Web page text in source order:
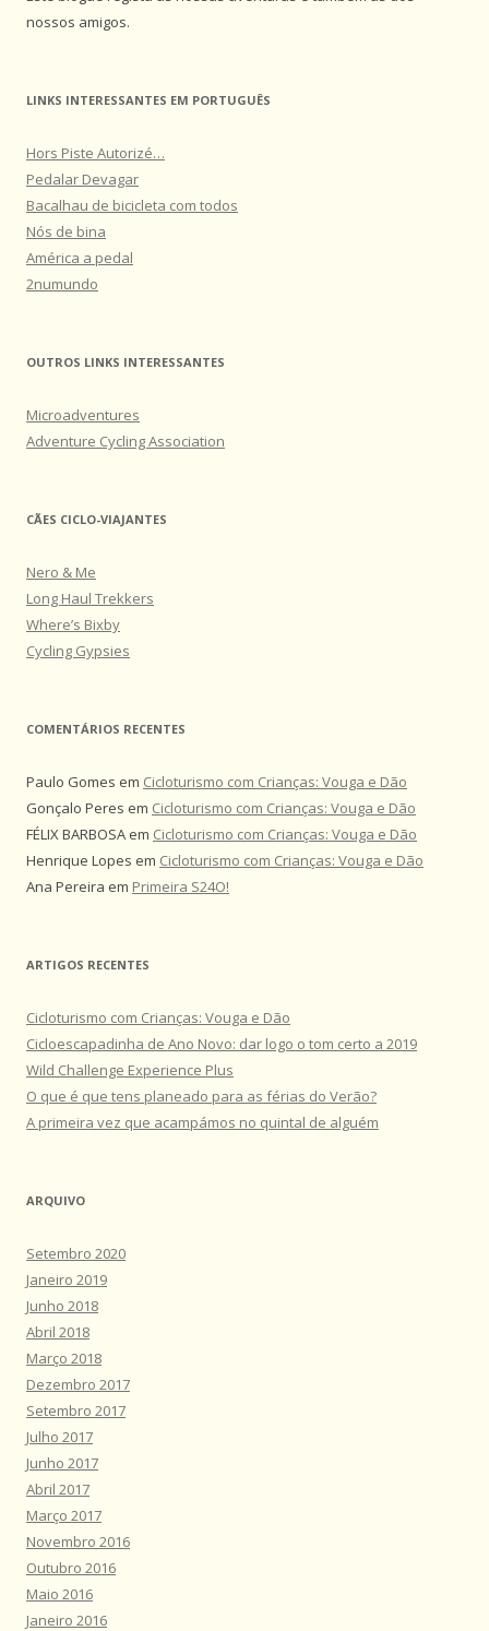
nossos amigos.
LINKS INTERESSANTES EM PORTUGUÊS
Hors Piste Autorizé…
Pedalar Devagar
Bacalhau de bicicleta com todos
Nós de bina
América a pedal
2numundo
OUTROS LINKS INTERESSANTES
Microadventures
Adventure Cycling Association
CÃES CICLO-VIAJANTES
Nero & Me
Long Haul Trekkers
Where’s Bixby
Cycling Gypsies
COMENTÁRIOS RECENTES
Paulo Gomes em Cicloturismo com Crianças: Vouga e Dão
Gonçalo Peres em Cicloturismo com Crianças: Vouga e Dão
FÉLIX BARBOSA em Cicloturismo com Crianças: Vouga e Dão
Henrique Lopes em Cicloturismo com Crianças: Vouga e Dão
Ana Pereira em Primeira S24O!
ARTIGOS RECENTES
Cicloturismo com Crianças: Vouga e Dão
Cicloescapadinha de Ano Novo: dar logo o tom certo a 2019
Wild Challenge Experience Plus
O que é que tens planeado para as férias do Verão?
A primeira vez que acampámos no quintal de alguém
ARQUIVO
Setembro 2020
Janeiro 2019
Junho 2018
Abril 2018
Março 2018
Dezembro 2017
Setembro 2017
Julho 2017
Junho 2017
Abril 2017
Março 2017
Novembro 2016
Outubro 2016
Maio 2016
Janeiro 2016